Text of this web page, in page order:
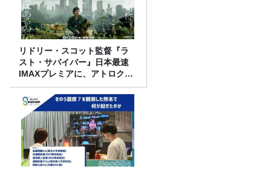
リドリー・スコット監督『ラ
スト・サバイバー』日本最速
IMAXプレミアに、アトロクリ
スナー60名をご招待！